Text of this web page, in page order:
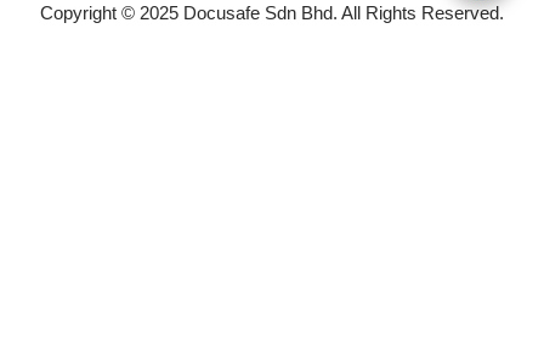
Copyright © 2025 Docusafe Sdn Bhd. All Rights Reserved.